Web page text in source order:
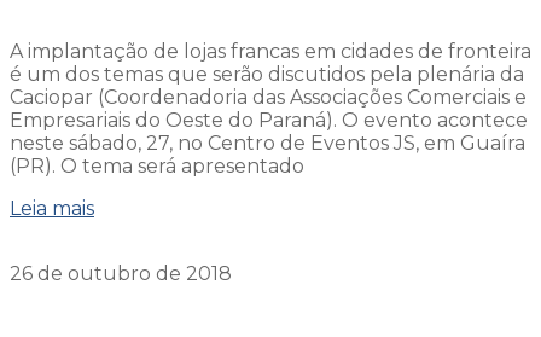
A implantação de lojas francas em cidades de fronteira
é um dos temas que serão discutidos pela plenária da
Caciopar (Coordenadoria das Associações Comerciais e
Empresariais do Oeste do Paraná). O evento acontece
neste sábado, 27, no Centro de Eventos JS, em Guaíra
(PR). O tema será apresentado
Leia mais
26 de outubro de 2018